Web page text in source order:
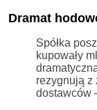
Dramat
Spółka
kupowały
rezygnują z
dostawców